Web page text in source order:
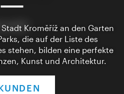
Kroměříž an den Garten
die auf der Liste des
stehen, bilden eine perfekte
Kunst und Architektur.